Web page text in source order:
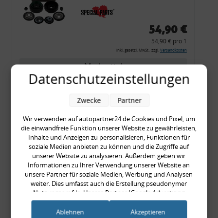
54,90 €
54,90 € pro 1
inkl. gesetzl. MwSt., zzgl. Versandkosten
Merkzettel
Zum Artikel
Rückleuchtenband mit
Blinker, rot, US-Ecken,
Audi 80 Cabrio, Typ 89,
OE-Nr.: 8G0945225 +
8G0945225C
999,99 €
999,99 € pro 1
Datenschutzeinstellungen
Wir verwenden auf autopartner24.de Cookies und Pixel, um
die einwandfreie Funktion unserer Website zu gewährleisten,
Inhalte und Anzeigen zu personalisieren, Funktionen für
soziale Medien anbieten zu können und die Zugriffe auf
unserer Website zu analysieren. Außerdem geben wir
Informationen zu Ihrer Verwendung unserer Website an
unsere Partner für soziale Medien, Werbung und Analysen
weiter. Dies umfasst auch die Erstellung pseudonymer
Nutzungsprofile. Unsere Partner (Google Advertising
Products) führen diese Informationen möglicherweise mit
weiteren Daten zusammen, die Sie ihnen bereitgestellt haben
Zwecke Partner
Ablehnen Akzeptieren